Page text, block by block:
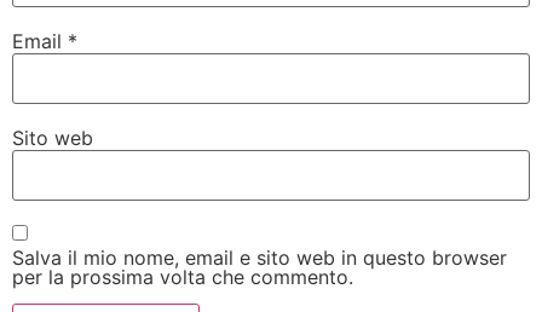
Email *
Sito web
Salva il mio nome, email e sito web in questo browser
per la prossima volta che commento.